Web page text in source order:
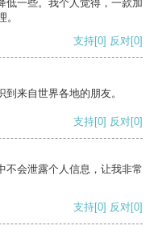
低一些。我个人觉得，一款加
支持[0] 反对[0]
来自世界各地的朋友。
支持[0] 反对[0]
不会泄露个人信息，让我非常
支持[0] 反对[0]